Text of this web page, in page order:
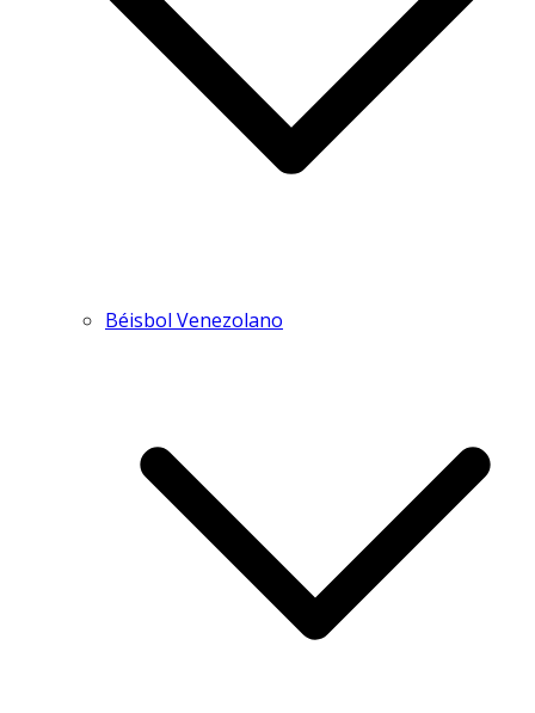
Béisbol Venezolano